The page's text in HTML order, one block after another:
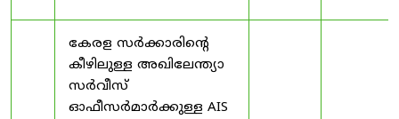
കേരള സർക്കാരിന്റെ
കീഴിലുള്ള അഖിലേന്ത്യാ
സർവീസ്
ഓഫീസർമാർക്കുള്ള AIS